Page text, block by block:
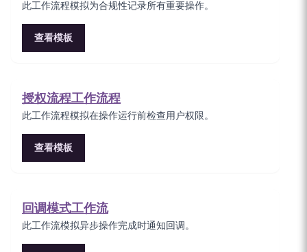
此工作流程模拟为合规性记录所有重要操作。
查看模板
授权流程工作流程
此工作流程模拟在操作运行前检查用户权限。
查看模板
回调模式工作流
此工作流模拟异步操作完成时通知回调。